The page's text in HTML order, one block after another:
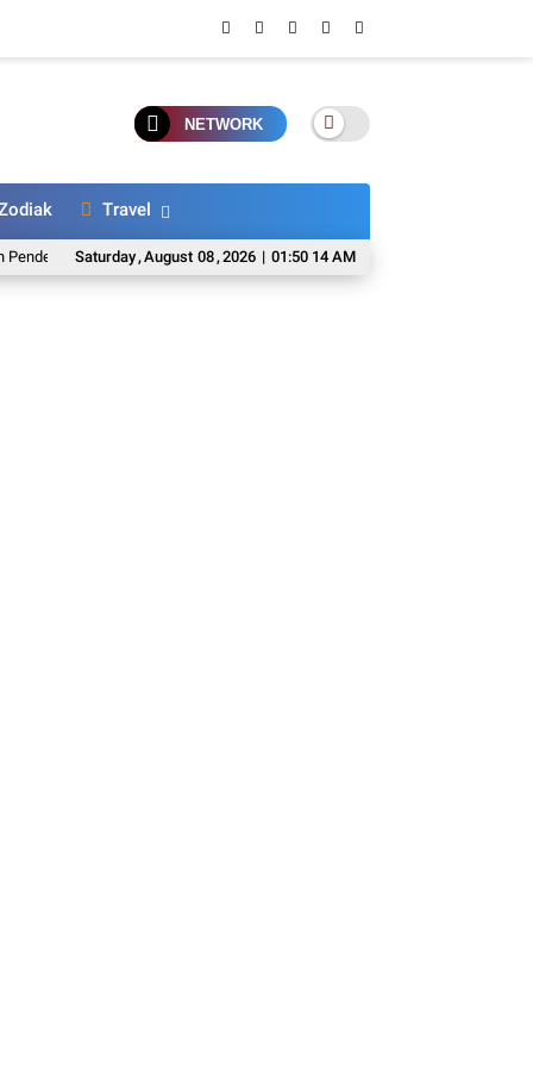
NETWORK
Travel
Saturday,August 08,2026 | 01:50 15 AM
Diabetes Tidak Bisa Ejakulasi? Dokter Ungkap Penyebab dan Tandanya